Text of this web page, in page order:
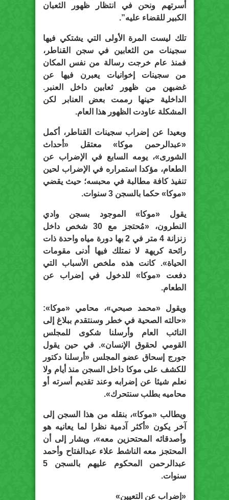
أسرتهم ونحن في انتظار ظهور الثعبان
الكبير للقضاء عليه”.
تلك ليست المرة الأولى التي يشتكي فيها
سجينات من الثعابين في سجن القناطر،
فمنذ عام خرجت رسالة من نفس المكان
من سجينات إخوانيات يعبرن فيها عن
غضبهن من ظهور ثعابين داخل العنبر.
الداخلية حينها رممت بعض العنابر لكن
المشكلة عاودت الظهور هذا العام.
وبعيدا عن إضراب سجينات القناطر، أكمل
«عبدالرحمن موكا» معتقل «أحداث
الشورى»، يومه السابع في الإضراب عن
الطعام، مؤكدا استمراره في الإضراب لحين
تنفيذ كافة مطالبة في محبسه؛ حيث يقضي
«موكا» حكما بالسجن 3 سنوات.
يقول «موكا» الموجود بسجن وادي
النطرون، «مُحتجز مع 30 شخص داخل
زنزانة 4 متر في 2 بها دورة مياه واحدة ذات
رائحة كريهة لا نمتلك فيها أدنى مقومات
الحياة». كانت هذه ملخص الأسباب التي
دفعت «موكا» للدخول في إضراب عن
الطعام.
ويقول «محمد صبحي»، محامي «موكا»:
«حالته الصحية في خطر وسنتقدم ببلاغ إلى
النائب العام وأرسلنا شكوى للمجلس
القومي لحقوق الإنسان». في حين يقول
جورج إسحاق عضو المجلس «أرسلنا دكتور
للكشف على موكا داخل السجن منذ أيام ولا
نعلم شيئا عن إضرابه وعند تقديم أسرته أو
محاميه بطلب سنتحرك».
ويطالب «موكا»، بنقله من هذا السجن إلى
آخر يكون «أكثر آدمية نظرا لما يعانيه هو
وأصدقائه المحتحزين معه»، ويشار إلى أن
المحتجز معه الناشط علاء عبدالفتاح وأحمد
عبدالرحمن المحكوم عليهم بالسجن 5
سنوات.
«إضراب عن التعيين»